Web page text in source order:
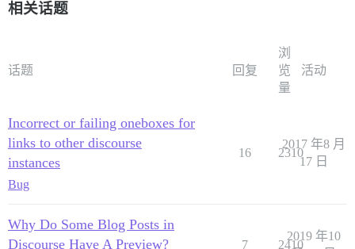
相关话题
话题 回复
浏
览
量
活动
Incorrect or failing oneboxes for
links to other discourse
instances
Bug
16 2310
2017 年8 月
17 日
Why Do Some Blog Posts in
Discourse Have A Preview?
7 2410
2019 年10